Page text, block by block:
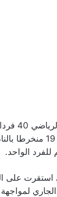
وتضم
وإداريين، فضلا عن
استقرت على